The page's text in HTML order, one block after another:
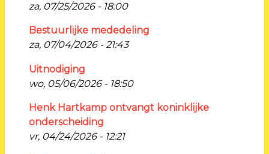
za, 07/25/2026 - 18:00
Bestuurlijke mededeling
za, 07/04/2026 - 21:43
Uitnodiging
wo, 05/06/2026 - 18:50
Henk Hartkamp ontvangt koninklijke
onderscheiding
vr, 04/24/2026 - 12:21